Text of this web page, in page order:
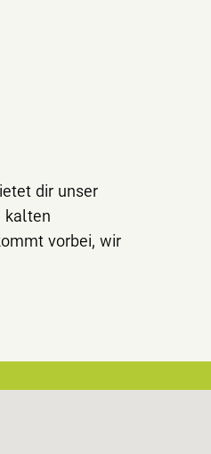
dir unser
kalten
vorbei, wir